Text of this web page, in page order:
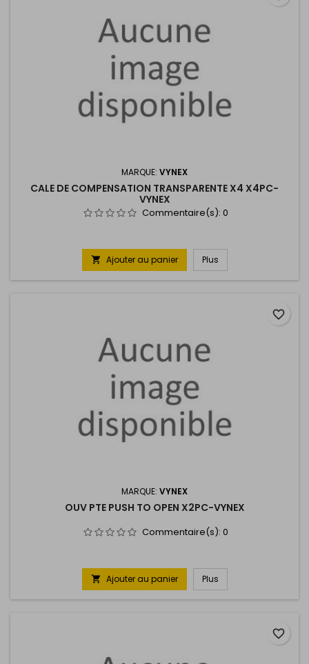
MARQUE: VYNEX
CALE DE COMPENSATION TRANSPARENTE X4 X4PC-
VYNEX
Commentaire(s): 0
 Ajouter au panier Plus
MARQUE: VYNEX
OUV PTE PUSH TO OPEN X2PC-VYNEX
Commentaire(s): 0
 Ajouter au panier Plus
favorite_border
favorite_border